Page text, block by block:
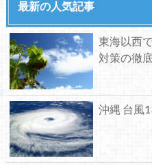
最新の人気記事
東海以西
対策の徹
沖縄 台風